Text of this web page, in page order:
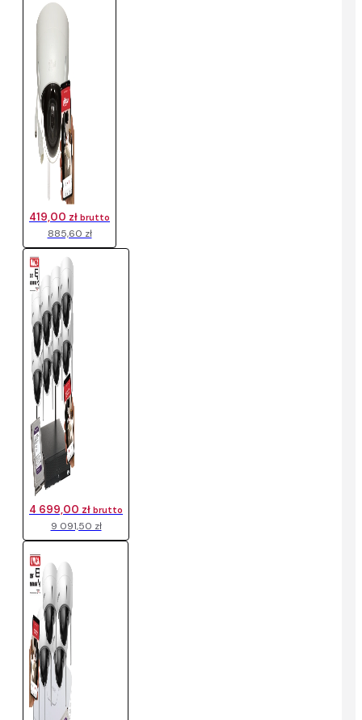
885,60 zł
419,00 zł brutto
9 091,50 zł
4 699,00 zł brutto